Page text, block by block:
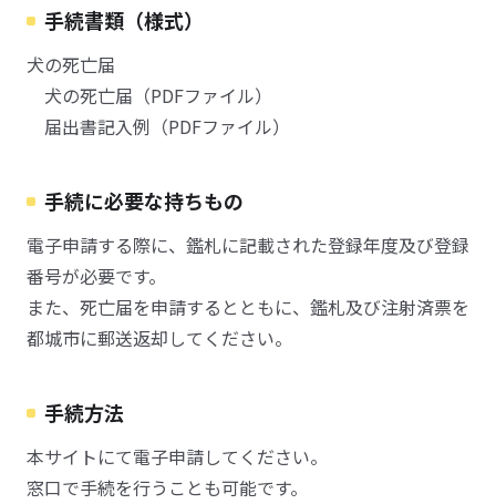
手続書類（様式）
犬の死亡届
犬の死亡届（PDFファイル）
届出書記入例（PDFファイル）
手続に必要な持ちもの
電子申請する際に、鑑札に記載された登録年度及び登録
番号が必要です。
また、死亡届を申請するとともに、鑑札及び注射済票を
都城市に郵送返却してください。
手続方法
本サイトにて電子申請してください。
窓口で手続を行うことも可能です。